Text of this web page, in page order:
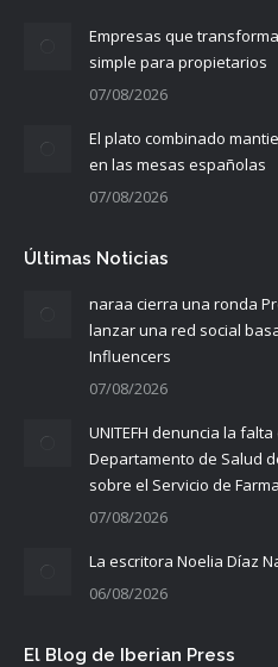
Empresas que
simple para propietarios
07/08/2026
El plato combinado
en las mesas españolas
07/08/2026
Últimas Noticias
naraa cierra una ronda
lanzar una red social
Influencers
07/08/2026
UNITEFH denuncia la
Departamento de Salud
sobre el Servicio de
07/08/2026
La escritora Noelia Díaz
06/08/2026
El Blog de Iberian Press